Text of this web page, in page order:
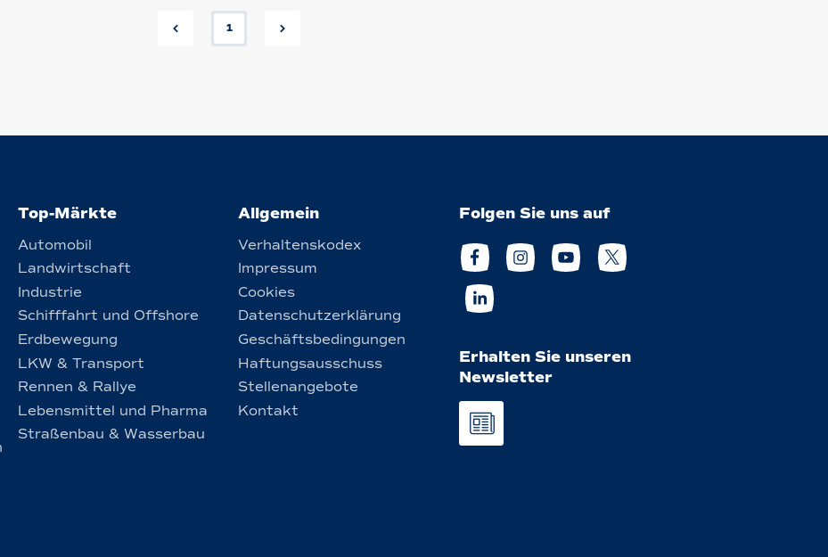
1
Top-Märkte
Automobil
Landwirtschaft
Industrie
Schifffahrt und Offshore
Erdbewegung
LKW & Transport
Rennen & Rallye
Lebensmittel und Pharma
Straßenbau & Wasserbau
Allgemein
Verhaltenskodex
Impressum
Cookies
Datenschutzerklärung
Geschäftsbedingungen
Haftungsausschuss
Stellenangebote
Kontakt
Folgen Sie uns auf
Erhalten Sie unseren
Newsletter